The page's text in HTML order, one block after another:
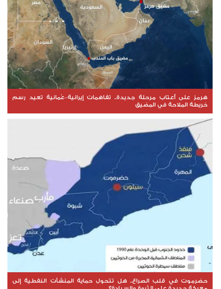
هرمز على أعتاب مرحلة جديدة.. تفاهمات إيرانية–عُمانية تعيد رسم
خريطة الملاحة في المضيق
حضرموت في قلب الصراع.. هل تتحول حماية المنشآت النفطية إلى